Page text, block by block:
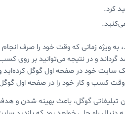
کرد.
به ویژه زمانی که وقت خود را صرف
گرداند و در نتیجه می‌توانید بر روی
خود در صفحه اول گوگل کرده‌اید
کسب و کار خود را در صفحه اول
تبلیغاتی گوگل، باعث بهینه شدن و